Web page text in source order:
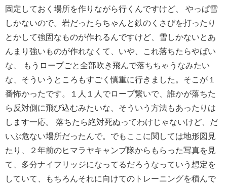
固定しておく場所を作りながら行くんですけど、 やっぱ雪
しかないので。岩だったらちゃんと鉄のくさびを打ったり
とかして強固なものが作れるんですけど、雪しかないとあ
んまり強いものが作れなくて、いや、これ落ちたらやばい
な、 もうロープごと全部吹き飛んで落ちちゃうなみたい
な、そういうところもすごく慎重に行きました。そこが１
番怖かったです。１人１人でロープ繋いで、誰かが落ちた
ら反対側に飛び込むみたいな、そういう方法もあったりは
します一応。 落ちたら絶対死ぬってわけじゃないけど、だ
いぶ危ない場所だったんで。でもここに関しては地形図見
たり、２年前のヒマラヤキャンプ隊からもらった写真を見
て、多分ナイフリッジになってるだろうなっていう想定を
していて、
もちろんそれに向けてのトレーニングを積んで